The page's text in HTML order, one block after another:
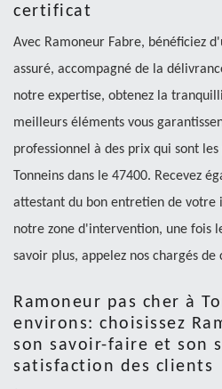
certificat
Avec Ramoneur Fabre, bénéficiez
assuré, accompagné de la
notre expertise, obtenez la
meilleurs éléments vous
professionnel à des prix qui sont
Tonneins dans le 47400. Recevez
attestant du bon entretien de votre
notre zone d'intervention, une fois
savoir plus, appelez nos chargés de
Ramoneur pas cher à
environs: choisissez
son savoir-faire et son
satisfaction des clients